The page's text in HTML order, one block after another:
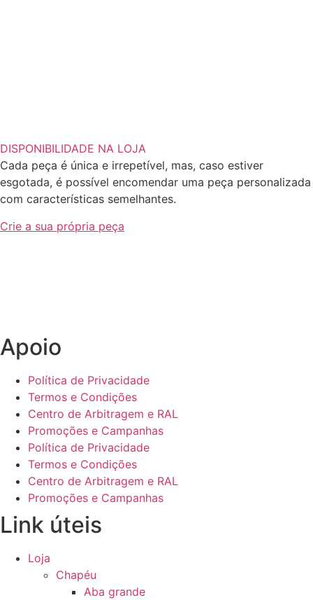
DISPONIBILIDADE NA LOJA
Cada peça é única e irrepetível, mas, caso estiver
esgotada, é possível encomendar uma peça personalizada
com características semelhantes.
Crie a sua própria peça
Apoio
Política de Privacidade
Termos e Condições
Centro de Arbitragem e RAL
Promoções e Campanhas
Política de Privacidade
Termos e Condições
Centro de Arbitragem e RAL
Promoções e Campanhas
Link úteis
Loja
Chapéu
Aba grande